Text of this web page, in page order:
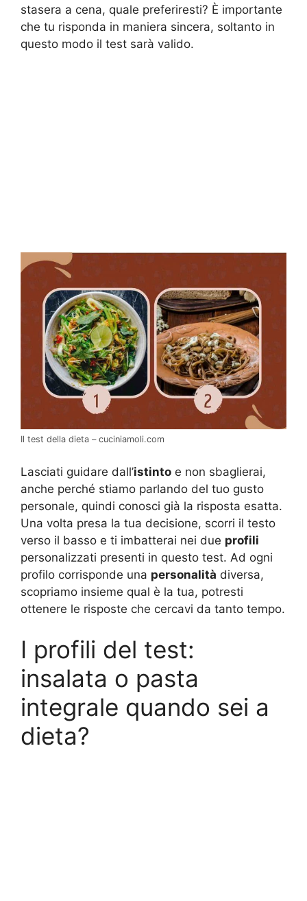
stasera a cena, quale preferiresti? È importante
che tu risponda in maniera sincera, soltanto in
questo modo il test sarà valido.
Il test della dieta – cuciniamoli.com
Lasciati guidare dall’istinto e non sbaglierai,
anche perché stiamo parlando del tuo gusto
personale, quindi conosci già la risposta esatta.
Una volta presa la tua decisione, scorri il testo
verso il basso e ti imbatterai nei due profili
personalizzati presenti in questo test. Ad ogni
profilo corrisponde una personalità diversa,
scopriamo insieme qual è la tua, potresti
ottenere le risposte che cercavi da tanto tempo.
I profili del test:
insalata o pasta
integrale quando sei a
dieta?